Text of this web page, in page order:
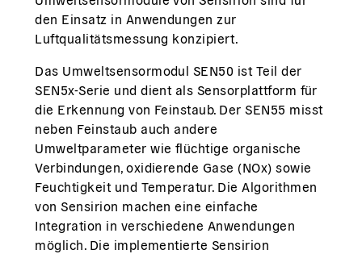
den Einsatz in Anwendungen zur
Luftqualitätsmessung konzipiert.
Das Umweltsensormodul SEN50 ist Teil der
SEN5x-Serie und dient als Sensorplattform für
die Erkennung von Feinstaub. Der SEN55 misst
neben Feinstaub auch andere
Umweltparameter wie flüchtige organische
Verbindungen, oxidierende Gase (NOx) sowie
Feuchtigkeit und Temperatur. Die Algorithmen
von Sensirion machen eine einfache
Integration in verschiedene Anwendungen
möglich. Die implementierte Sensirion